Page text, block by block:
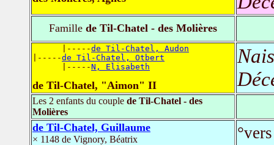
Famille de Til-Chatel - des Molières
      |-----
de Til-Chatel, Audon
|-----de Til-Chatel, Otbert
      |-----
N, Elisabeth
de Til-Chatel, "Aimon" II
Les 2 enfants du couple de Til-Chatel - des
Molières
de Til-Chatel, Guillaume
× 1148 de Vignory, Béatrix